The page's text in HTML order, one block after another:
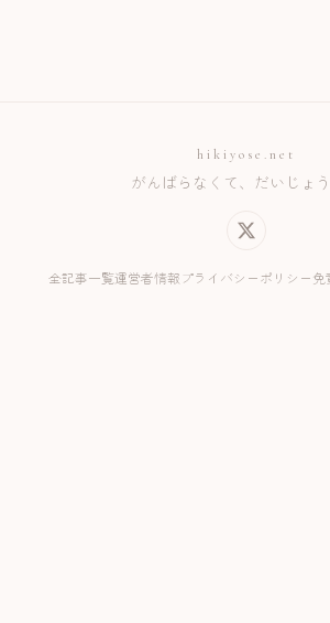
hikiyose.net
がんばらなくて、だいじょう
全記事一覧運営者情報 プライバシーポリシー免